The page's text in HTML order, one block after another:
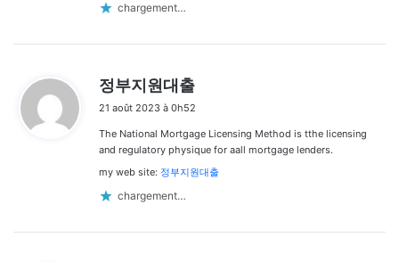
chargement…
정부지원대출
:
21 août 2023 à 0h52
The National Mortgage Licensing Method is tthe licensing
and regulatory physique for aall mortgage lenders.
my web site: 정부지원대출
chargement…